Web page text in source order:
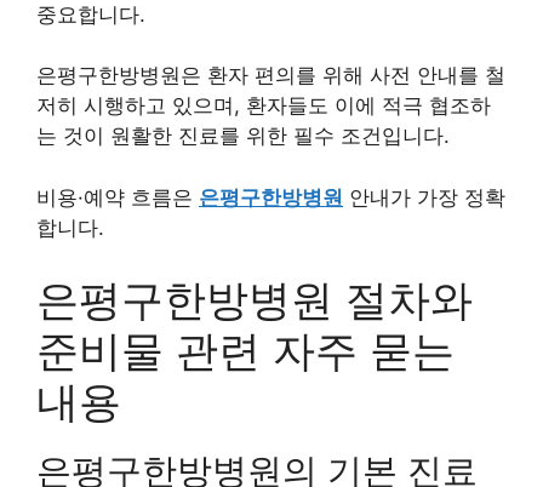
중요합니다.
은평구한방병원은 환자 편의를 위해 사전 안내를 철
저히 시행하고 있으며, 환자들도 이에 적극 협조하
는 것이 원활한 진료를 위한 필수 조건입니다.
비용·예약 흐름은 은평구한방병원 안내가 가장 정확
합니다.
은평구한방병원 절차와
준비물 관련 자주 묻는
내용
은평구한방병원의 기본 진료